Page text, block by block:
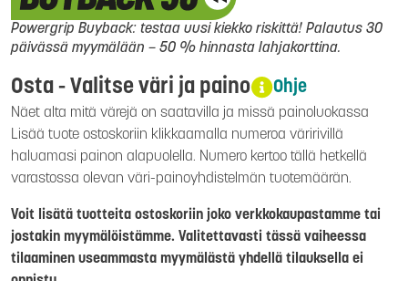
Powergrip Buyback: testaa uusi kiekko riskittä! Palautus 30
päivässä myymälään – 50 % hinnasta lahjakorttina.
Osta - Valitse väri ja paino Ohje
Näet alta mitä värejä on saatavilla ja missä painoluokassa
Lisää tuote ostoskoriin klikkaamalla numeroa väririvillä
haluamasi painon alapuolella. Numero kertoo tällä hetkellä
varastossa olevan väri-painoyhdistelmän tuotemäärän.
Voit lisätä tuotteita ostoskoriin joko verkkokaupastamme tai
jostakin myymälöistämme. Valitettavasti tässä vaiheessa
tilaaminen useammasta myymälästä yhdellä tilauksella ei